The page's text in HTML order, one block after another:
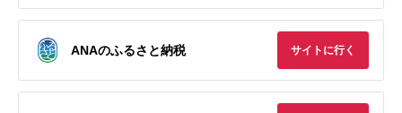
ANAのふるさと納税 サイトに行く